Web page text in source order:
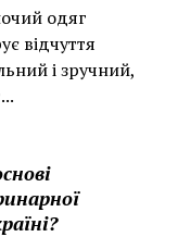
одяг
відчуття
і зручний,